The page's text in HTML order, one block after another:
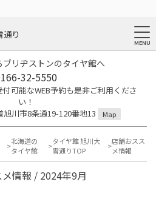
通り
リヂストンのタイヤ館へ
32-5550
可能なWEB予約も是非ご利用くださ
い！
川市8条通19-120番地13
Map
北海道の
タイヤ館
タイヤ館 旭川大
雪通りTOP
店舗おスス
メ情報
情報 / 2024年9月